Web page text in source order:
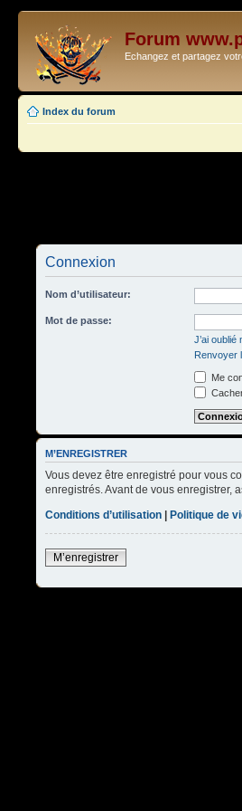
Forum
Echangez et partagez
Index du forum
Connexion
Nom d’utilisateur:
Mot de passe:
J’ai
Renvoyer
Me
M’ENREGISTRER
Vous devez être enregistré pour vous
enregistrés. Avant de vous enregistrer,
Conditions d’utilisation | Politique de
M’enregistrer